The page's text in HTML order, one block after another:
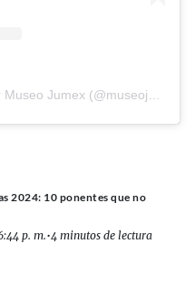
2024: 10 ponentes que no
p. m.•4 minutos de lectura